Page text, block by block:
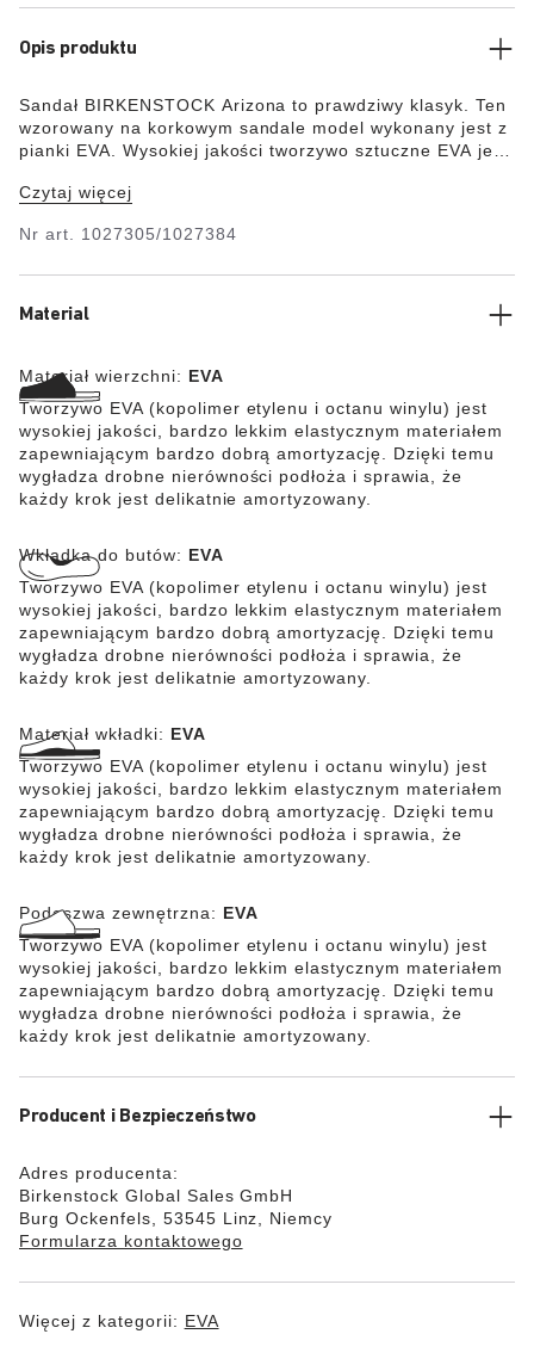
Opis produktu
Sandał BIRKENSTOCK Arizona to prawdziwy klasyk. Ten
wzorowany na korkowym sandale model wykonany jest z
pianki EVA. Wysokiej jakości tworzywo sztuczne EVA jest
ewentualnych zanieczyszczeń, a dodatkowo łączy w
elastyczne, odporne na działanie wody i przyjazne dla
Czytaj więcej
Nr art. 1027305/1027384
Material
Materiał wierzchni: EVA
Tworzywo EVA (kopolimer etylenu i octanu winylu) jest
wysokiej jakości, bardzo lekkim elastycznym materiałem
zapewniającym bardzo dobrą amortyzację. Dzięki temu
wygładza drobne nierówności podłoża i sprawia, że
każdy krok jest delikatnie amortyzowany.
Wkładka do butów: EVA
Tworzywo EVA (kopolimer etylenu i octanu winylu) jest
wysokiej jakości, bardzo lekkim elastycznym materiałem
zapewniającym bardzo dobrą amortyzację. Dzięki temu
wygładza drobne nierówności podłoża i sprawia, że
każdy krok jest delikatnie amortyzowany.
Materiał wkładki: EVA
Tworzywo EVA (kopolimer etylenu i octanu winylu) jest
wysokiej jakości, bardzo lekkim elastycznym materiałem
zapewniającym bardzo dobrą amortyzację. Dzięki temu
wygładza drobne nierówności podłoża i sprawia, że
każdy krok jest delikatnie amortyzowany.
Podeszwa zewnętrzna: EVA
Tworzywo EVA (kopolimer etylenu i octanu winylu) jest
wysokiej jakości, bardzo lekkim elastycznym materiałem
zapewniającym bardzo dobrą amortyzację. Dzięki temu
wygładza drobne nierówności podłoża i sprawia, że
każdy krok jest delikatnie amortyzowany.
Producent i Bezpieczeństwo
Adres producenta:
Birkenstock Global Sales GmbH
Burg Ockenfels, 53545 Linz, Niemcy
Formularza kontaktowego
Więcej z kategorii: EVA